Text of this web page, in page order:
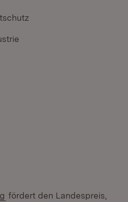
(Öffnet in neuem Fenster)
fördert den Landespreis,